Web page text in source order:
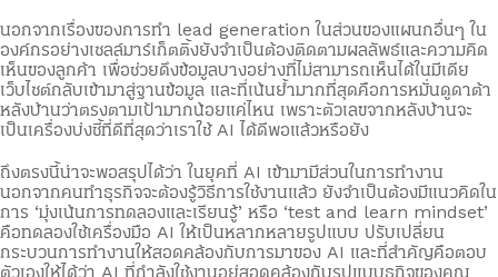
นอกจากเรื่องของการทำ lead generation ในส่วนของแผนกอื่นๆ ใน
องค์กรอย่างเซลล์มาร์เก็ตติ้งยังจำเป็นต้องติดตามผลลัพธ์และความคิด
เห็นของลูกค้า เพื่อช่วยดึงข้อมูลบางอย่างที่ไม่สามารถเห็นได้ในมีเดีย
เว็บไซต์กลับเข้ามาสู่ฐานข้อมูล และที่เน้นย้ำมากที่สุดคือการหมั่นดูดาต้า
หลังบ้านว่าตรงตามเป้ามากน้อยแค่ไหน เพราะตัวเลขจากหลังบ้านจะ
เป็นเครื่องบ่งชี้ที่ดีที่สุดว่าเราใช้ AI ได้ดีพอแล้วหรือยัง
ถึงตรงนี้น่าจะพอสรุปได้ว่า ในยุคที่ AI เข้ามามีส่วนในการทำงาน
นอกจากคนทำธุรกิจจะต้องรู้วิธีการใช้งานแล้ว ยังจำเป็นต้องมีแนวคิดใน
การ ‘มุ่งเน้นการทดลองและเรียนรู้’ หรือ ‘test and learn mindset’
คือทดลองใช้เครื่องมือ AI ให้เป็นหลากหลายรูปแบบ ปรับเปลี่ยน
กระบวนการทำงานให้สอดคล้องกับการมาของ AI และที่สำคัญคือตอบ
ตัวเองให้ได้ว่า AI ที่กำลังใช้งานอยู่สอดคล้องกับรูปแบบธุกิจของคุณ